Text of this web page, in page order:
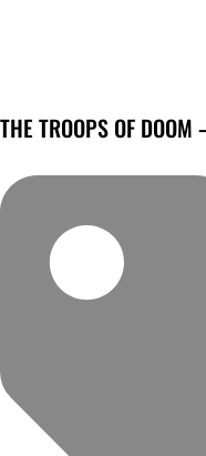
THE TROOPS OF